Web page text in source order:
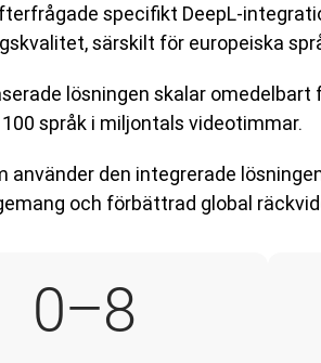
specifikt DeepL-
särskilt för europeiska
lösningen skalar
språk i miljontals videotimmar.
använder den integrerade
och förbättrad global
0–84–8